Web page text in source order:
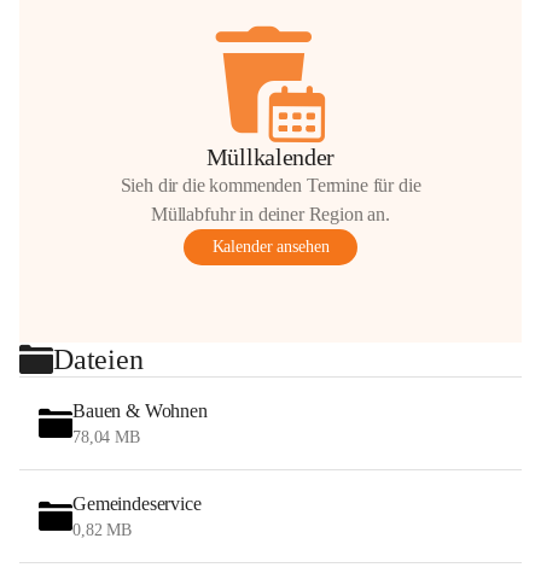
Müllkalender
Sieh dir die kommenden Termine für die
Müllabfuhr in deiner Region an.
Kalender ansehen
Dateien
Bauen & Wohnen
78,04 MB
Gemeindeservice
0,82 MB